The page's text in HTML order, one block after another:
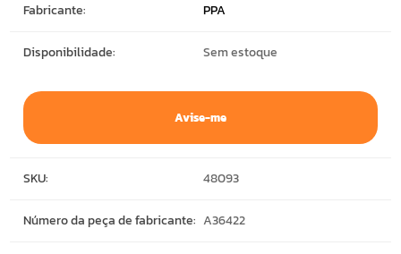
Fabricante: PPA
Disponibilidade: Sem estoque
Avise-me
SKU: 48093
Número da peça de fabricante: A36422